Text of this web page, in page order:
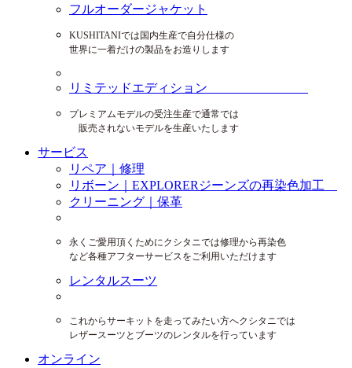
フルオーダージャケット
KUSHITANIでは国内生産で自分仕様の
世界に一着だけの製品をお造りします
リミテッドエディション
プレミアムモデルの受注生産で通常では
販売されないモデルを生産いたします
サービス
リペア｜修理
リボーン｜EXPLORERジーンズの再染色加工
クリーニング｜保革
永くご愛用頂くためにクシタニでは修理から再染色
など各種アフターサービスをご利用いただけます
レンタルスーツ
これからサーキットを走ってみたい方へクシタニでは
レザースーツとブーツのレンタルを行っています
オンライン